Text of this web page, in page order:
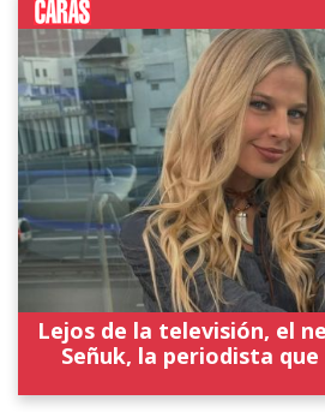
Lejos de la televisión, el
Señuk, la periodista